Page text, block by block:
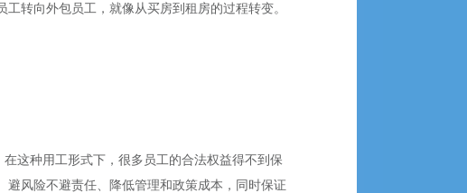
转向外包员工，就像从买房到租房的过程转变。
这种用工形式下，很多员工的合法权益得不到保
风险不避责任、降低管理和政策成本，同时保证